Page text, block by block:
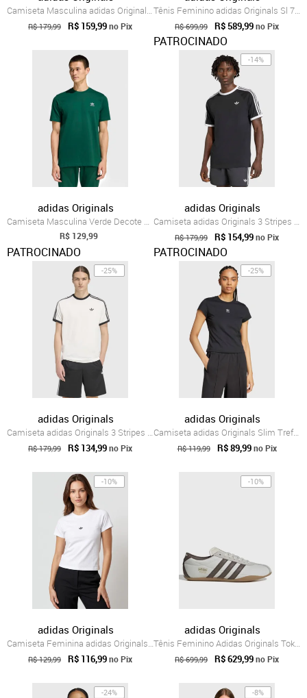
Camiseta Masculina adidas Originals 3 St...
R$ 179,99 R$ 159,99no Pix
Tênis Feminino adidas Originals Sl 72 OG Marrom
R$ 699,99 R$ 589,99no Pix
PATROCINADO
adidas Originals
Camiseta Masculina Verde Decote Redondo Algodão
R$ 129,99
PATROCINADO
-14%
adidas Originals
Camiseta adidas Originals 3 Stripes Preta
R$ 179,99 R$ 154,99no Pix
PATROCINADO
-25%
adidas Originals
Camiseta adidas Originals 3 Stripes Branca
R$ 179,99 R$ 134,99no Pix
-25%
adidas Originals
Camiseta adidas Originals Slim Trefoil Preta
R$ 119,99 R$ 89,99 no Pix
-10%
adidas Originals
Camiseta Feminina adidas Originals Trefoil Branca
R$ 129,99 R$ 116,99no Pix
-10%
adidas Originals
Tênis Feminino Adidas Originals Tokyo W Branco
R$ 699,99 R$ 629,99no Pix
-24% -8%